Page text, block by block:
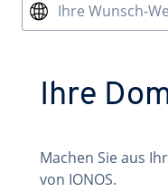
Ihre Wunsch-
Ihre
Machen Sie aus
von IONOS.